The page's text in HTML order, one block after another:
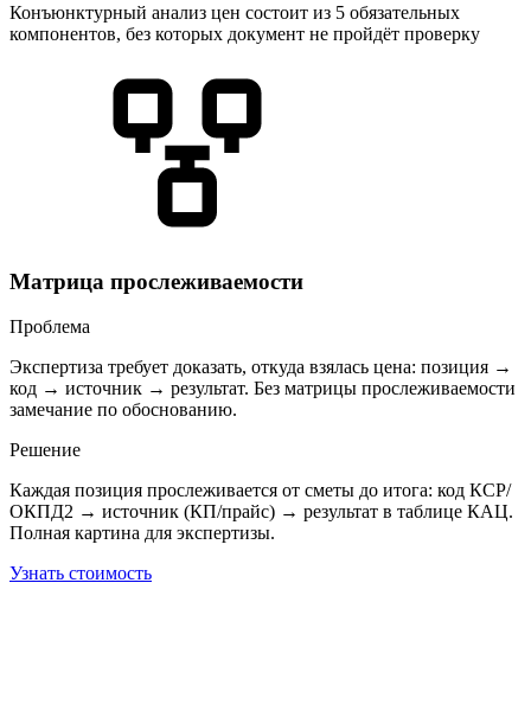
Конъюнктурный анализ цен состоит из 5 обязательных
компонентов, без которых документ не пройдёт проверку
Матрица прослеживаемости
Проблема
Экспертиза требует доказать, откуда взялась цена: позиция →
код → источник → результат. Без матрицы прослеживаемости
замечание по обоснованию.
Решение
Каждая позиция прослеживается от сметы до итога: код КСР/
ОКПД2 → источник (КП/прайс) → результат в таблице КАЦ.
Полная картина для экспертизы.
Узнать стоимость